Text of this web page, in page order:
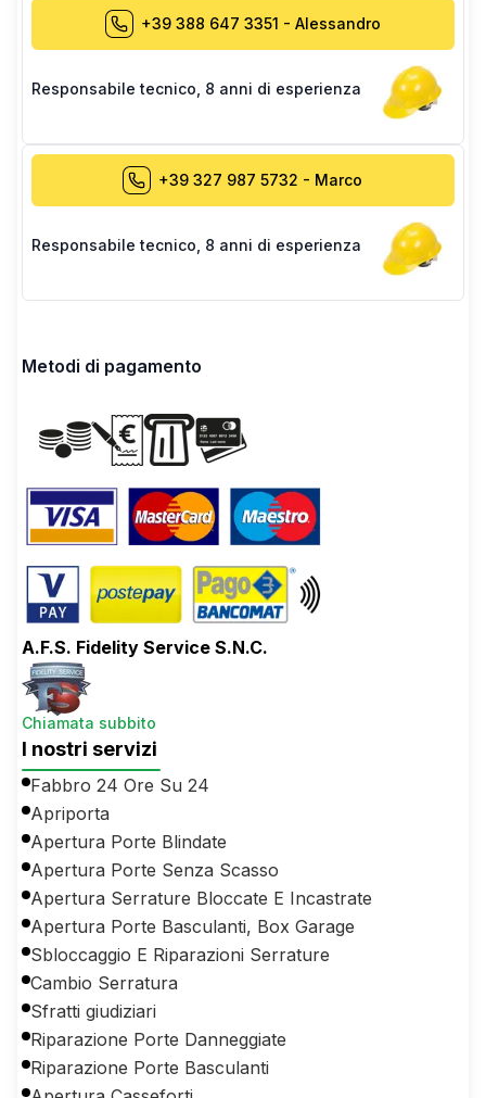
+39 388 647 3351 - Alessandro
Responsabile tecnico 8 anni di esperienza
+39 327 987 5732 - Marco
Responsabile tecnico 8 anni di esperienza
Metodi di pagamento
A.F.S. Fidelity Service S.N.C.
Chiamata subbito
I nostri servizi
Fabbro 24 Ore Su 24
Apriporta
Apertura Porte Blindate
Apertura Porte Senza Scasso
Apertura Serrature Bloccate E Incastrate
Apertura Porte Basculanti, Box Garage
Sbloccaggio E Riparazioni Serrature
Cambio Serratura
Sfratti giudiziari
Riparazione Porte Danneggiate
Riparazione Porte Basculanti